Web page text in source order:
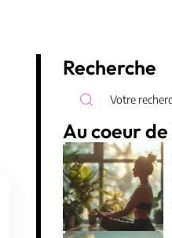
Recherche
Au coeur